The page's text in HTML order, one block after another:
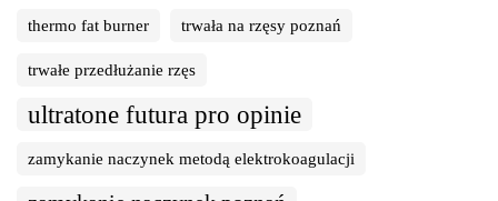
thermo fat burner trwała na rzęsy poznań
trwałe przedłużanie rzęs
ultratone futura pro opinie
zamykanie naczynek metodą elektrokoagulacji